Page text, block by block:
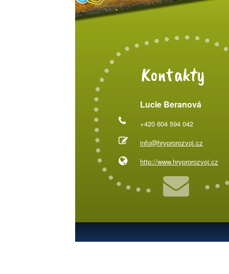
Kontakty
Lucie Beranová
+420 604 594 042
info@hryprorozvoj.cz
http://www.hryprorozvoj.cz